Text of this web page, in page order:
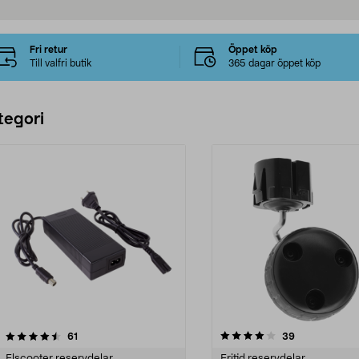
Fri retur
Till valfri butik
Öppet köp
365 dagar öppet köp
61
4.0 av 5 stjärnor 39recensioner
4.5 av 5 stjärnor